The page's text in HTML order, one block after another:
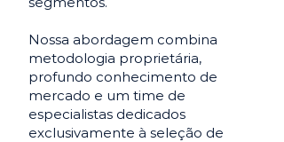
Nossa abordagem combina
metodologia proprietária,
profundo conhecimento de
mercado e um time de
especialistas dedicados
exclusivamente à seleção de